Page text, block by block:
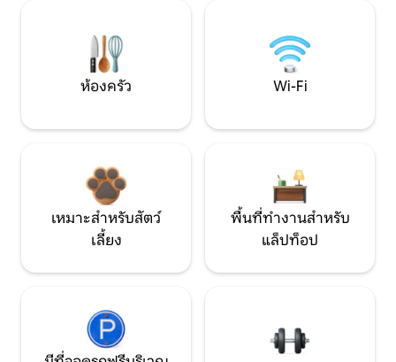
ห้องครัว Wi-Fi
เหมาะสำหรับสัตว์
เลี้ยง
พื้นที่ทำงานสำหรับ
แล็ปท็อป